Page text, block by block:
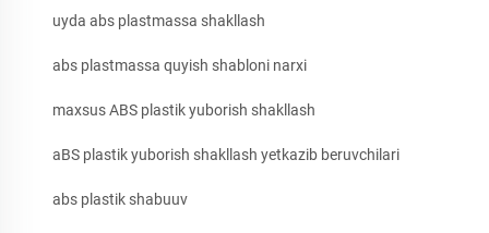
uyda abs plastmassa shakllash
abs plastmassa quyish shabloni narxi
maxsus ABS plastik yuborish shakllash
aBS plastik yuborish shakllash yetkazib beruvchilari
abs plastik shabuuv